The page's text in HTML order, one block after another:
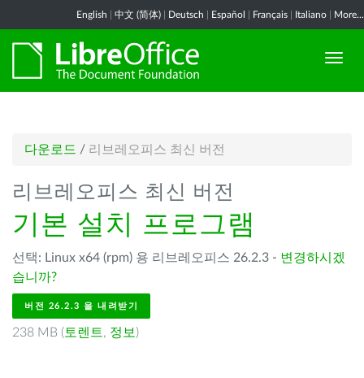
English 中文 (简体) Deutsch Español Français Italiano More...
다운로드 / 리브레오피스 최신 버전
리브레오피스 최신 버전
기본 설치 프로그램
선택: Linux x64 (rpm) 용 리브레오피스 26.2.3 - 변경하시겠
습니까?
버전 26.2.3 을 내려받기
238 MB ( 토렌트, 정보 )